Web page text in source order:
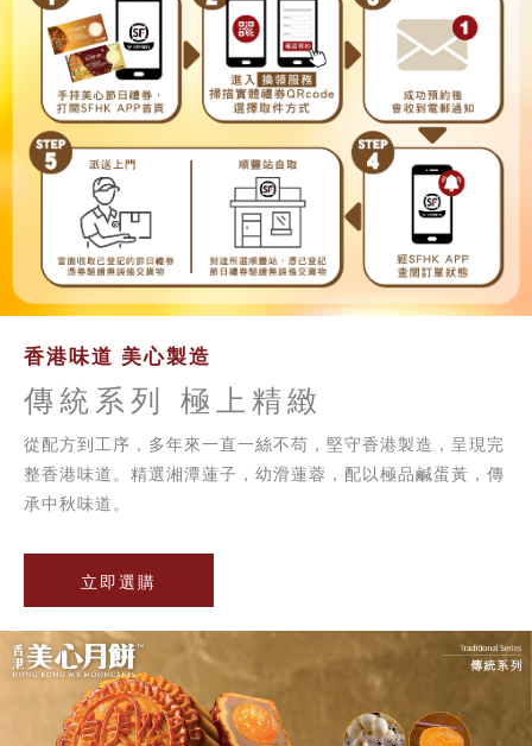
香港味道 美心製造
傳統系列 極上精緻
從配方到工序，多年來一直一絲不苟，堅守香港製造，呈現完
整香港味道。精選湘潭蓮子，幼滑蓮蓉，配以極品鹹蛋黃，傳
承中秋味道。
立即選購